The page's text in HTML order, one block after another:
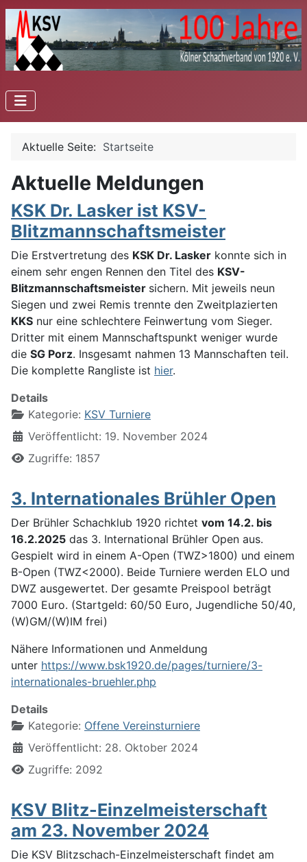
Aktuelle Seite: Startseite
Aktuelle Meldungen
KSK Dr. Lasker ist KSV-
Blitzmannschaftsmeister
Die Erstvertretung des KSK Dr. Lasker konnte sich in
einem sehr engen Rennen den Titel des KSV-
Blitzmannschaftsmeister sichern. Mit jeweils neun
Siegen und zwei Remis trennte den Zweitplazierten
KKS nur eine schlechtere Feinwertung vom Sieger.
Dritter mit einem Mannschaftspunkt weniger wurde
die SG Porz. Insgesamt nahmen 13 Mannschaften teil.
Die komplette Rangliste ist hier.
Details
Kategorie: KSV Turniere
Veröffentlicht: 19. November 2024
Zugriffe: 1857
3. Internationales Brühler Open
Der Brühler Schachklub 1920 richtet vom 14.2. bis
16.2.2025 das 3. International Brühler Open aus.
Gespielt wird in einem A-Open (TWZ>1800) und einem
B-Open (TWZ<2000). Beide Turniere werden ELO und
DWZ ausgewertet. Der gesamte Preispool beträgt
7000 Euro. (Startgeld: 60/50 Euro, Jugendliche 50/40,
(W)GM/(W)IM frei)
Nähere Informationen und Anmeldung
unter https://www.bsk1920.de/pages/turniere/3-
internationales-bruehler.php
Details
Kategorie: Offene Vereinsturniere
Veröffentlicht: 28. Oktober 2024
Zugriffe: 2092
KSV Blitz-Einzelmeisterschaft
am 23. November 2024
Die KSV Blitzschach-Einzelmeisterschaft findet am